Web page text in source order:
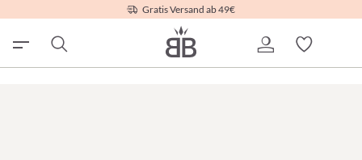
Gratis Versand ab 49€